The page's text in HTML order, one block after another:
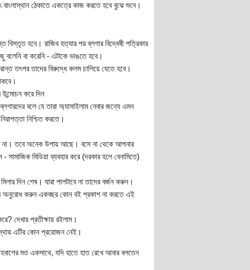
ঠেকাতে একত্রে কাজ করতে হবে বুঝে শুনে।
বিস্তৃত হবে। রাজিব হত্যার পর ব্লগার বিদ্বেষী পত্রিকার
বলেনি বা করেনি - এটাকে ভাঙতে হবে।
তৎপর তাদের বিরুদ্ধে কলম চালিয়ে যেতে হবে।
উন্মোচন করে দিন
বলে যে তারা অ্যাসাইলাম নেবার জন্যে এমন
নিশ্চিত করতে।
না। তবে অনেক উপায় আছে। বসে না থেকে আপনার
মিডিয়া ব্যবহার করে (দরকার হলে বেনামিতে)
দিন শেষ। যারা পালটাবে না তাদের বর্জন করুন।
অনুরোধ করুন একবছর কোন বই প্রকাশ না করতে এই
দেখার প্রতীক্ষায় রইলাম।
এটির কোন প্রয়োজন নেই।
মত একসাথে, যদি হাতে হাত রেখে আবার বলতেন